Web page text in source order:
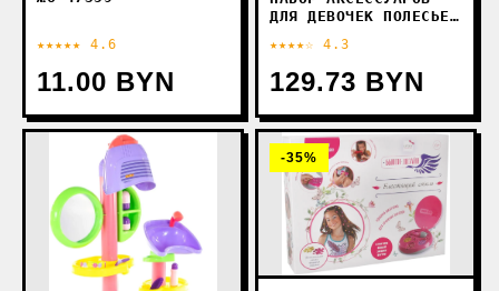
★★★★★ 4.6
11.00 BYN
ДЛЯ ДЕВОЧЕК ПОЛЕСЬЕ
(В КОРОБКЕ)
★★★★☆ 4.3
129.73 BYN
-35%